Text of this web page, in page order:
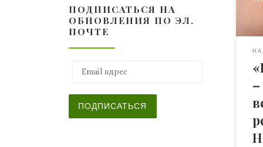
и
ПОДПИСАТЬСЯ НА
ОБНОВЛЕНИЯ ПО ЭЛ.
ПОЧТЕ
ПОДПИСАТЬСЯ